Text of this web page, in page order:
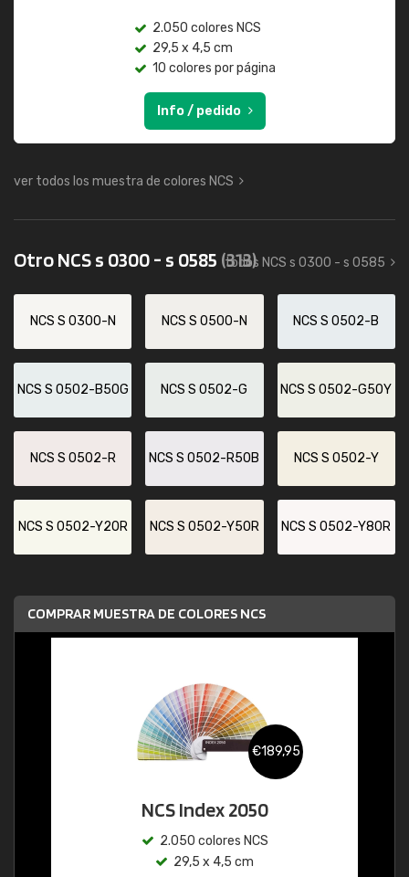
2.050 colores NCS
29,5 x 4,5 cm
10 colores por página
Info / pedido
ver todos los muestra de colores NCS
Otro NCS s 0300 - s 0585 (313)
todos NCS s 0300 - s 0585
NCS S 0300-N NCS S 0500-N NCS S 0502-B
NCS S 0502-B50G NCS S 0502-G NCS S 0502-G50Y
NCS S 0502-R NCS S 0502-R50B NCS S 0502-Y
NCS S 0502-Y20R NCS S 0502-Y50R NCS S 0502-Y80R
COMPRAR MUESTRA DE COLORES NCS
€189,95
NCS Index 2050
2.050 colores NCS
29,5 x 4,5 cm